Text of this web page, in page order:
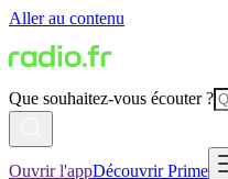
Aller au contenu
Que souhaitez-vous écouter ?
Ouvrir l'appDécouvrir Prime